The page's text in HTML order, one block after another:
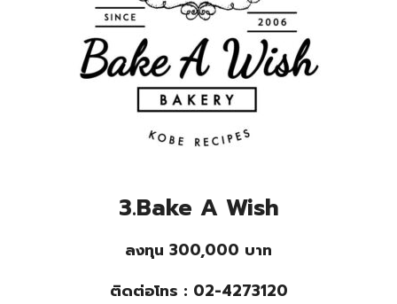
3.Bake A Wish
ลงทุน 300,000 บาท
ติดต่อโทร : 02-4273120